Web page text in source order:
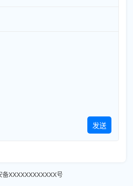
发送
备XXXXXXXXXXXX号